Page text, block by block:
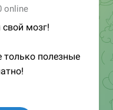
online
свой мозг!
только полезные